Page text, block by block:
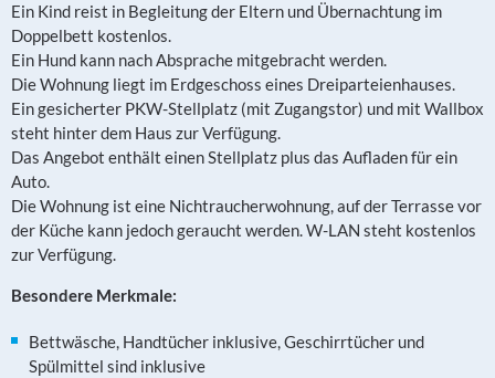
Ein Kind reist in Begleitung der Eltern und Übernachtung im
Doppelbett kostenlos.
Ein Hund kann nach Absprache mitgebracht werden.
Die Wohnung liegt im Erdgeschoss eines Dreiparteienhauses.
Ein gesicherter PKW-Stellplatz (mit Zugangstor) und mit Wallbox
steht hinter dem Haus zur Verfügung.
Das Angebot enthält einen Stellplatz plus das Aufladen für ein
Auto.
Die Wohnung ist eine Nichtraucherwohnung, auf der Terrasse vor
der Küche kann jedoch geraucht werden. W-LAN steht kostenlos
zur Verfügung.
Besondere Merkmale:
Bettwäsche, Handtücher inklusive, Geschirrtücher und
Spülmittel sind inklusive